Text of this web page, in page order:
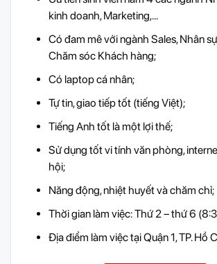
kinh doanh, Marketing,…
Có đam mê với ngành Sales, Nhân
Chăm sóc Khách hàng;
Có laptop cá nhân;
Tự tin, giao tiếp tốt (tiếng Việt);
Tiếng Anh tốt là một lợi thế;
Sử dụng tốt vi tính văn phòng,
hội;
Năng động, nhiệt huyết và chăm chỉ;
Thời gian làm việc: Thứ 2 – thứ 6
Địa điểm làm việc tại Quận 1, TP. Hồ